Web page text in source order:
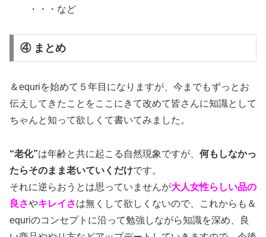
・・・など
④ まとめ
＆equriを始めて５年目になりますが、今までもずっとお
伝えしてきたことをここにきて改めて皆さんに知識として
ちゃんと知って欲しくて書いてみました。
“老化”は年齢と共に起こる自然現象ですが、 何もしなかっ
たらそのまま老いていくだけです。
それに逆らおうとは思っていませんが大人女性らしい品の
良さやキレイさは無くして欲しくないので、これからも＆
equriのコンセプトに沿って勉強しながら知識を深め、良